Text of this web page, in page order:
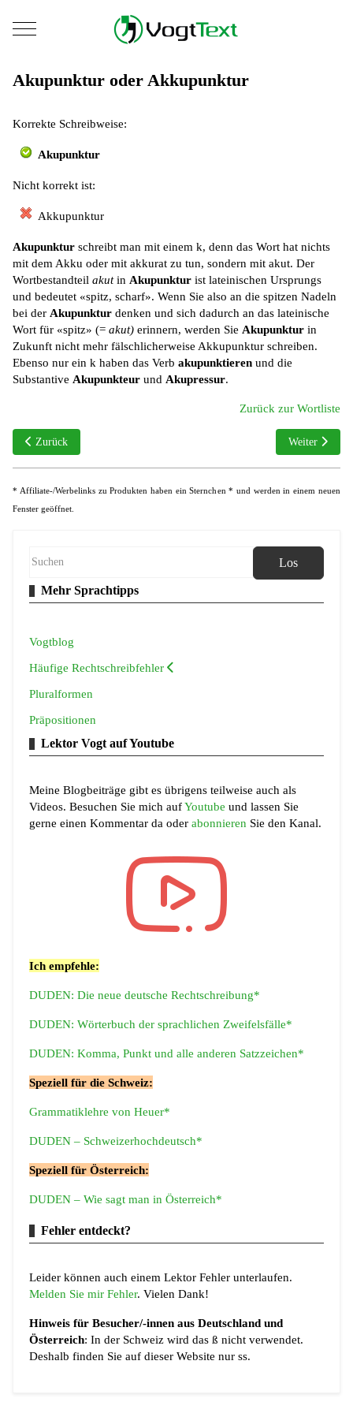
Mobile Menu Toggle
Akupunktur oder Akkupunktur
Korrekte Schreibweise:
Akupunktur
Nicht korrekt ist:
Akkupunktur
Akupunktur schreibt man mit einem k, denn das Wort hat nichts
mit dem Akku oder mit akkurat zu tun, sondern mit akut. Der
WortbestandteilakutinAkupunktur ist lateinischen Ursprungs
und bedeutet «spitz, scharf». Wenn Sie also an die spitzen Nadeln
bei derAkupunktur denken und sich dadurch an das lateinische
Wort für «spitz» (=akut)erinnern, werden SieAkupunktur in
Zukunft nicht mehr fälschlicherweise Akkupunktur schreiben.
Ebenso nur ein k haben das Verbakupunktieren und die
SubstantiveAkupunkteur undAkupressur.
Zurück zur Wortliste
Vorheriger Beitrag: Akuise, Akquise oder Aquise
Zurück Nächster
Weiter
* Affiliate-/Werbelinks zu Produkten haben ein Sternchen * und werden in einem neuen
Fenster geöffnet.
Los
Mehr Sprachtipps
Vogtblog
Häufige Rechtschreibfehler
Pluralformen
Präpositionen
Lektor Vogt auf Youtube
Meine Blogbeiträge gibt es übrigens teilweise auch als
Videos. Besuchen Sie mich aufYoutubeund lassen Sie
gerne einen Kommentar da oderabonnieren Sie den Kanal.
Ich empfehle:
DUDEN: Die neue deutsche Rechtschreibung*
DUDEN: Wörterbuch der sprachlichen Zweifelsfälle*
DUDEN: Komma, Punkt und alle anderen Satzzeichen*
Speziell für die Schweiz:
Grammatiklehre von Heuer*
DUDEN – Schweizerhochdeutsch*
Speziell für Österreich:
DUDEN – Wie sagt man in Österreich*
Fehler entdeckt?
Leider können auch einem Lektor Fehler unterlaufen.
Melden Sie mir Fehler. Vielen Dank!
Hinweis für Besucher/-innen aus Deutschland und
Österreich: In der Schweiz wird das ß nicht verwendet.
Deshalb finden Sie auf dieser Website nur ss.